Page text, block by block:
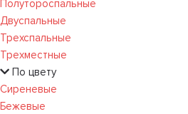
Полутороспальные
Двуспальные
Трехспальные
Трехместные
По цвету
Сиреневые
Бежевые